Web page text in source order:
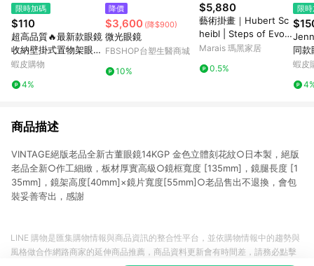
限時加碼
$110
超高品質🔥最新款眼鏡
收納壁掛式置物架眼睛
架酷狗萌貓可愛眼鏡框
蝦皮購物
4%
降價
$3,600 (降$900)
微光眼鏡
FBSHOP台塑生醫商城
10%
$5,880
藝術掛畫｜Hubert Sc
heibl | Steps of Evolu
tion - 霧金色鋁框
Marais 瑪黑家居
0.5%
限
同款
蝦皮
商品描述
VINTAGE絕版老品全新古董眼鏡14KGP 金色立體刻花紋○日本製，絕版
老品全新○作工細緻，板材厚實高級○鏡框寬度 [135mm]，鏡腿長度 [1
35mm]，鏡架高度[40mm]×鏡片寬度[55mm]○老品售出不退換，會包
裝妥善寄出，感謝
LINE 購物是匯集購物情報與商品資訊的整合性平台，並依購物情報中的趨勢與
風格做合作網路商家的延伸商品推薦，商品資料更新會有時間差，請務必點擊